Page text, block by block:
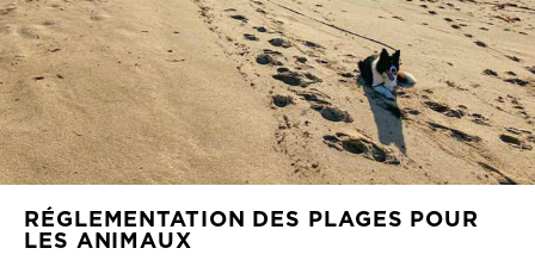
RÉGLEMENTATION DES PLAGES POUR
LES ANIMAUX